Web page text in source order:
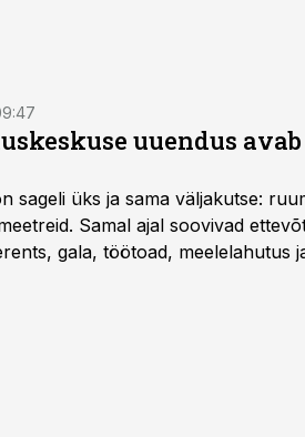
uuendus
sageli üks ja sama väljakutse:
Samal ajal soovivad
gala, töötoad, meelelahutus